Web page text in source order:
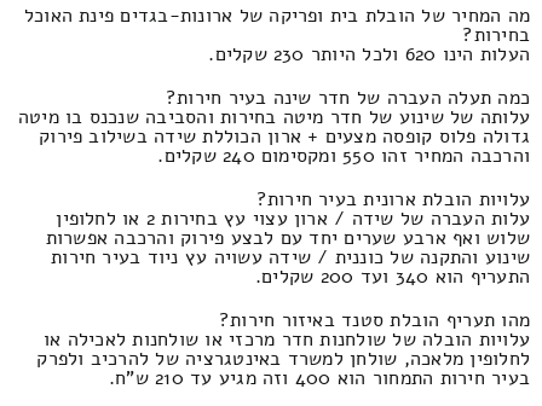
מה המחיר של הובלת בית ופריקה של ארונות-בגדים פינת האוכל
בחירות?
העלות הינו 620 ולכל היותר 230 שקלים.
כמה תעלה העברה של חדר שינה בעיר חירות?
עלותה של שינוע של חדר מיטה בחירות והסביבה שנכנס בו מיטה
גדולה פלוס קופסה מצעים + ארון הכוללת שידה בשילוב פירוק
והרכבה המחיר זהו 550 ומקסימום 240 שקלים.
עלויות הובלת ארונית בעיר חירות?
עלות העברה של שידה / ארון עצוי עץ בחירות 2 או לחלופין
שלוש ואף ארבע שערים יחד עם לבצע פירוק והרכבה אפשרות
שינוע והתקנה של כוננית / שידה עשויה עץ ניוד בעיר חירות
התעריף הוא 340 ועד 200 שקלים.
מהו תעריף הובלת סטנד באיזור חירות?
עלויות הובלה של שולחנות חדר מרכזי או שולחנות לאכילה או
לחלופין מלאכה, שולחן למשרד באינטגרציה של להרכיב ולפרק
בעיר חירות התמחור הוא 400 וזה מגיע עד 210 ש"ח.